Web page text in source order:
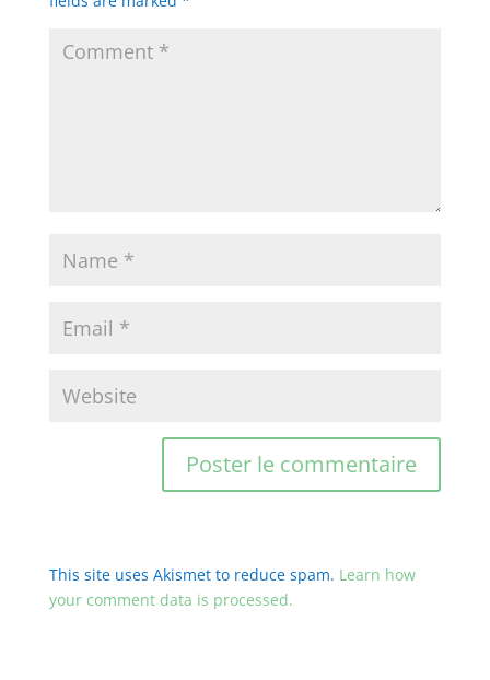
This site uses Akismet to reduce spam. Learn how
your comment data is processed.